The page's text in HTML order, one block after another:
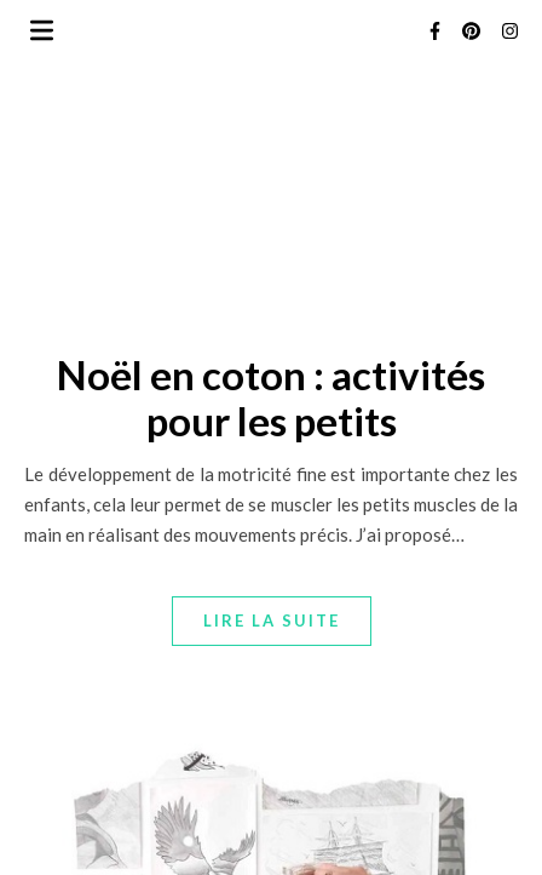
Noël en coton : activités
pour les petits
Le développement de la motricité fine est importante chez les
enfants, cela leur permet de se muscler les petits muscles de la
main en réalisant des mouvements précis. J’ai proposé…
LIRE LA SUITE